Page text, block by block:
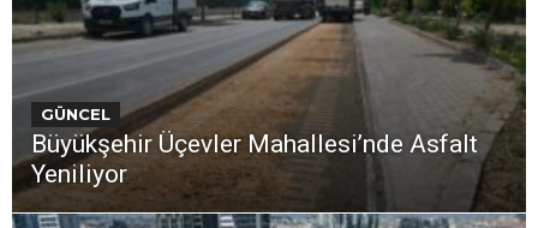
GÜNCEL
Büyükşehir Üçevler Mahallesi’nde Asfalt
Yeniliyor